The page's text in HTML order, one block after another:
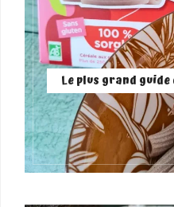
Le plus grand